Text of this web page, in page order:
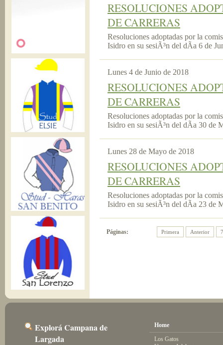
RESOLUCIONES
DE CARRERAS
Resoluciones adoptadas por la
Isidro en su sesiÃ³n del dÃ­a 6 de
Lunes 4 de Junio de 2018
RESOLUCIONES
DE CARRERAS
Resoluciones adoptadas por la
Isidro en su sesiÃ³n del dÃ­a 30 de
Lunes 28 de Mayo de 2018
RESOLUCIONES
DE CARRERAS
Resoluciones adoptadas por la
Isidro en su sesiÃ³n del dÃ­a 23 de
Páginas: Primera Anterior 7
Explorá Campana de
Largada
Home
Los Gatos